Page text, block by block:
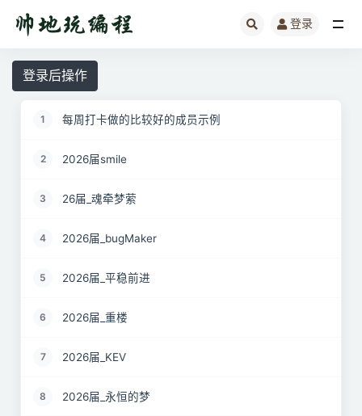
登录
登录后操作
1 每周打卡做的比较好的成员示例
2 2026届smile
3 26届_魂牵梦萦
4 2026届_bugMaker
5 2026届_平稳前进
6 2026届_重楼
7 2026届_KEV
8 2026届_永恒的梦